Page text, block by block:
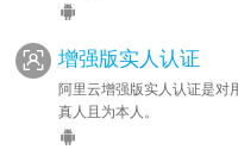
增强版实人认证
阿里云增强版实人认证是对
真人且为本人。